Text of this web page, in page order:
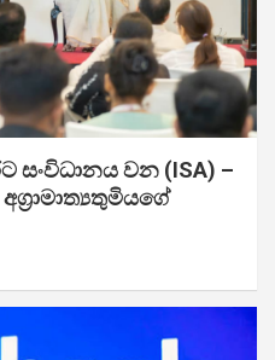
සංවිධානය වන (ISA) –